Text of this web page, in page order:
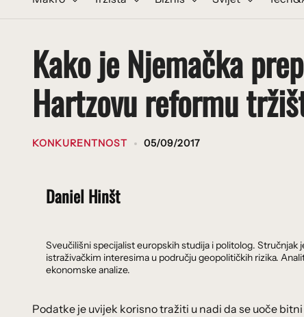
Kako je Njemačka
Hartzovu reformu
KONKURENTNOST 05/09/2017
Daniel Hinšt
Sveučilišni specijalist europskih studija i politolog.
istraživačkim interesima u području geopolitičkih rizika.
ekonomske analize.
Podatke je uvijek korisno tražiti u nadi da se uoče